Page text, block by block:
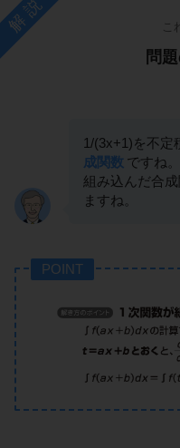
解説 こ
問
1/(3x+1)を不定
成関数 ですね
組み込んだ合
ますね。
POINT